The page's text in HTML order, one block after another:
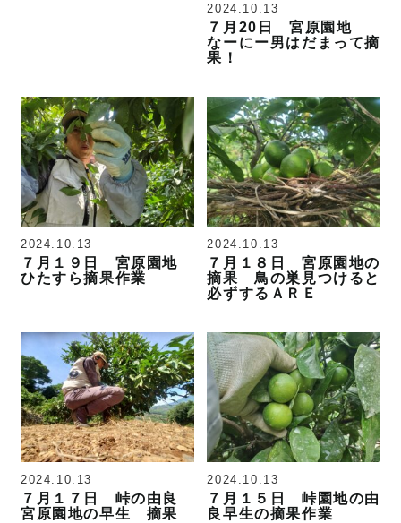
2024.10.13
７月20日 宮原園地
なーにー男はだまって摘
果！
2024.10.13
７月１９日 宮原園地
ひたすら摘果作業
2024.10.13
７月１８日 宮原園地の
摘果 鳥の巣見つけると
必ずするＡＲＥ
2024.10.13
７月１７日 峠の由良
宮原園地の早生 摘果
2024.10.13
７月１５日 峠園地の由
良早生の摘果作業